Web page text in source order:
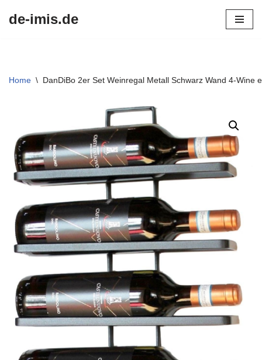
de-imis.de
Home \ DanDiBo 2er Set Weinregal Metall Schwarz Wand 4-Wine